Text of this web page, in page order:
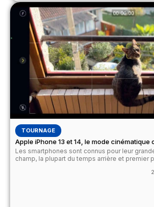
TOURNAGE
Apple iPhone 13 et 14, le mode cinématique
Les smartphones sont connus pour leur
champ, la plupart du temps arrière et premier